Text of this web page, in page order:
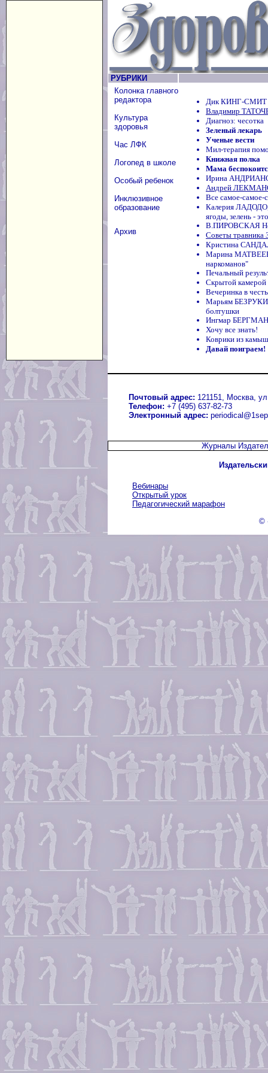
РУБРИКИ
Колонка главного
редактора
Культура
здоровья
Час ЛФК
Логопед в школе
Особый ребенок
Инклюзивное
образование
Архив
Дик КИНГ-СМИТ
Владимир
Диагноз: чесотка
Зеленый лекарь
Ученые вести
Мил-терапия
Книжная полка
Мама
Ирина
Андрей
Все самое-самое-
Калерия
ягоды, зелень -
В.ПИРОВСКАЯ
Советы травника
Кристина
Марина
наркоманов"
Печальный
Скрытой камерой
Вечеринка в
Марьям
болтушки
Ингмар БЕРГМАН
Хочу все знать!
Коврики из
Давай поиграем!
Почтовый адрес: 121151, Москва,
Телефон: +7 (495) 637-82-73
Электронный адрес:
Журналы
Вебинары
Открытый урок
Педагогический марафон
©